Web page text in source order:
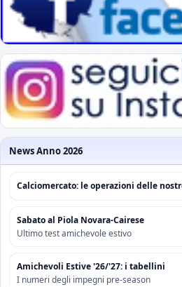
News Anno 2026
Calciomercato: le operazioni delle
Sabato al Piola Novara-Cairese
Ultimo test amichevole estivo
Amichevoli Estive '26/'27: i tabellini
I numeri degli impegni pre-season